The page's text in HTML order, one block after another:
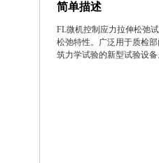
简单描述
FL微机控制应力拉伸松弛
松弛特性。广泛用于质检
筑力学试验的新型试验设备